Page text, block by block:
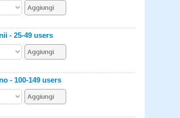
- 25-49 users
- 100-149 users